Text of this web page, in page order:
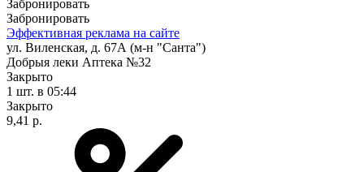
Забронировать
Забронировать
Эффективная реклама на сайте
ул. Виленская, д. 67А (м-н "Санта")
Добрыя леки Аптека №32
Закрыто
1 шт. в 05:44
Закрыто
9,41 р.